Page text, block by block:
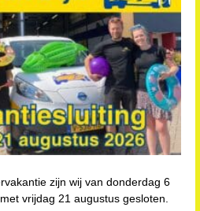
persoonsgegevens
ingetrokken en wij
van uw
verwerkt door ons.
persoonsgegevens voor
of zich wilt beroepen op
de Verantwoordelijke.
zijn wij van donderdag 6
vrijdag 21 augustus gesloten.